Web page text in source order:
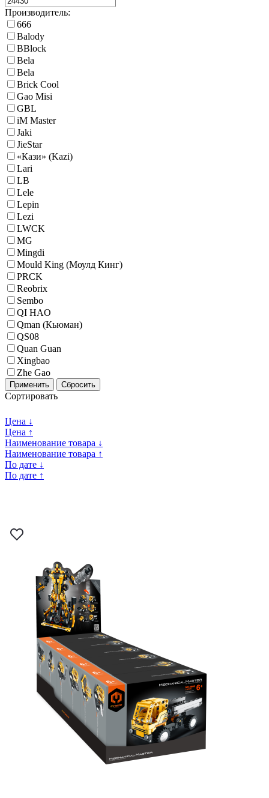
Производитель:
666
Balody
BBlock
Bela
Bela
Brick Cool
Gao Misi
GBL
iM Master
Jaki
JieStar
«Кази» (Kazi)
Lari
LB
Lele
Lepin
Lezi
LWCK
MG
Mingdi
Mould King (Моулд Кинг)
PRCK
Reobrix
Sembo
QI HAO
Qman (Кьюман)
QS08
Quan Guan
Xingbao
Zhe Gao
Применить Сбросить
Сортировать
Цена ↓
Цена ↑
Наименование товара ↓
Наименование товара ↑
По дате ↓
По дате ↑